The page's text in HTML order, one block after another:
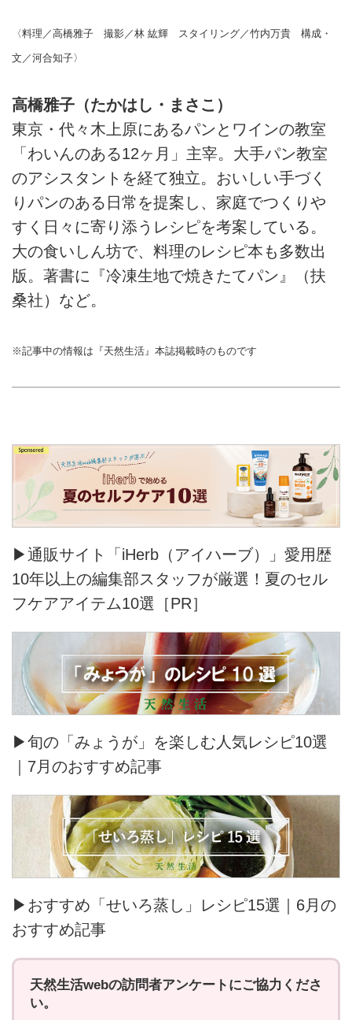
〈料理／高橋雅子 撮影／林 紘輝 スタイリング／竹内万貴 構成・
文／河合知子〉
高橋雅子（たかはし・まさこ）
東京・代々木上原にあるパンとワインの教室
「わいんのある12ヶ月」主宰。大手パン教室
のアシスタントを経て独立。おいしい手づく
りパンのある日常を提案し、家庭でつくりや
すく日々に寄り添うレシピを考案している。
大の食いしん坊で、料理のレシピ本も多数出
版。著書に『冷凍生地で焼きたてパン』（扶
桑社）など。
※記事中の情報は『天然生活』本誌掲載時のものです
▶通販サイト「iHerb（アイハーブ）」愛用歴
10年以上の編集部スタッフが厳選！夏のセル
フケアアイテム10選［PR］
▶旬の「みょうが」を楽しむ人気レシピ10選
｜7月のおすすめ記事
▶おすすめ「せいろ蒸し」レシピ15選｜6月の
おすすめ記事